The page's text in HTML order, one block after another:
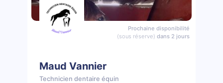
Prochaine disponibilité
(sous réserve) dans 2 jours
Maud Vannier
Technicien dentaire équin